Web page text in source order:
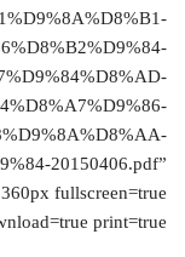
20150406.pdf”
fullscreen=true
print=true]